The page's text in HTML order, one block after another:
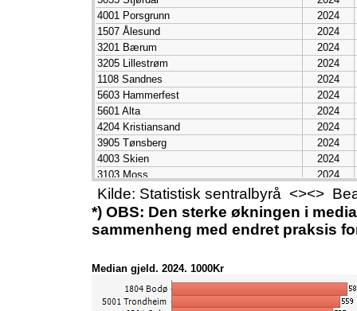
4001 Porsgrunn
2024
1507 Ålesund
2024
3201 Bærum
2024
3205 Lillestrøm
2024
1108 Sandnes
2024
5603 Hammerfest
2024
5601 Alta
2024
4204 Kristiansand
2024
3905 Tønsberg
2024
4003 Skien
2024
3103 Moss
2024
5006 Steinkjer
2024
3903 Holmestrand
2024
1103 Stavanger
2024
1505 Kristiansund
2024
3403 Hamar
5503 Harstad
2024
3909 Larvik
Kilde: Statistisk sentralbyrå <><>
*) OBS: Den sterke økningen i
sammenheng med endret praksis
Median gjeld. 2024. 1000Kr